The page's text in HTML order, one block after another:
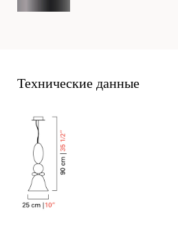
Технические данные